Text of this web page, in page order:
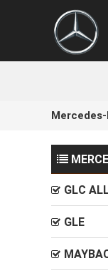
GLC
GLE